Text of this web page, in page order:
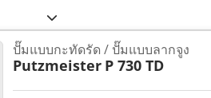
ปั๊มแบบกะทัดรัด / ปั๊มแบบลากจูง
Putzmeister P 730 TD